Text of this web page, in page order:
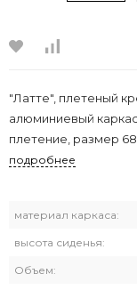
"Латте", плетеный
алюминиевый
плетение, размер
подробнее
материал каркаса:
высота сиденья:
Объем: